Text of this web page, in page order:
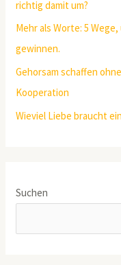
richtig damit um?
Mehr als Worte: 5
gewinnen.
Gehorsam schaffen
Kooperation
Wieviel Liebe braucht
Suchen